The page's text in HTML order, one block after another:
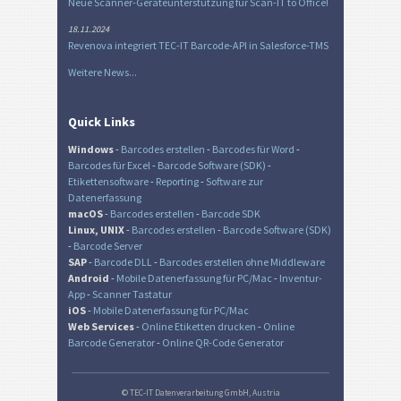
18.11.2024
Revenova integriert TEC-IT Barcode-API in Salesforce-TMS
Weitere News...
Quick Links
Windows- Barcodes erstellen - Barcodes für Word -
Barcodes für Excel- Barcode Software (SDK) -
Etikettensoftware- Reporting- Software zur
Datenerfassung
macOS- Barcodes erstellen - Barcode SDK
Linux, UNIX- Barcodes erstellen - Barcode Software (SDK)
- Barcode Server
SAP- Barcode DLL- Barcodes erstellen ohne Middleware
Android - Mobile Datenerfassung für PC/Mac - Inventur-
App- Scanner Tastatur
iOS- Mobile Datenerfassung für PC/Mac
Web Services- Online Etiketten drucken - Online
Barcode Generator- Online QR-Code Generator
© TEC-IT Datenverarbeitung GmbH, Austria